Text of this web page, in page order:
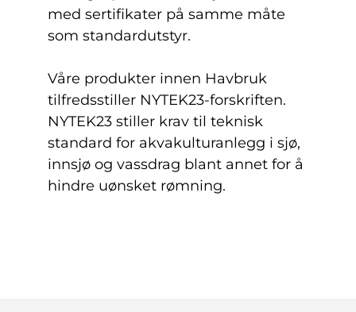
med sertifikater på samme måte
som standardutstyr.
Våre produkter innen Havbruk
tilfredsstiller NYTEK23-forskriften.
NYTEK23 stiller krav til teknisk
standard for akvakulturanlegg i sjø,
innsjø og vassdrag blant annet for å
hindre uønsket rømning.